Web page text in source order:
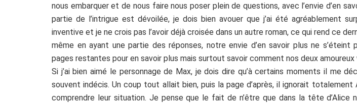
nous embarquer et de nous faire nous poser plein de questions, avec l’envie d’en
partie de l’intrigue est dévoilée, je dois bien avouer que j’ai été agréablement
inventive et je ne crois pas l’avoir déjà croisée dans un autre roman, ce qui rend ce
même en ayant une partie des réponses, notre envie d’en savoir plus ne s’éteint
pages restantes pour en savoir plus mais surtout savoir comment nos deux amoureux
Si j’ai bien aimé le personnage de Max, je dois dire qu’à certains moments il me
souvent indécis. Un coup tout allait bien, puis la page d’après, il ignorait totalement
comprendre leur situation. Je pense que le fait de n’être que dans la tête d’Alice